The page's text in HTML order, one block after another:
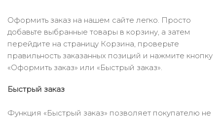
Оформить заказ на нашем сайте легко. Просто
добавьте выбранные товары в корзину, а затем
перейдите на страницу Корзина, проверьте
правильность заказанных позиций и нажмите кнопку
«Оформить заказ» или «Быстрый заказ».
Быстрый заказ
Функция «Быстрый заказ» позволяет покупателю не